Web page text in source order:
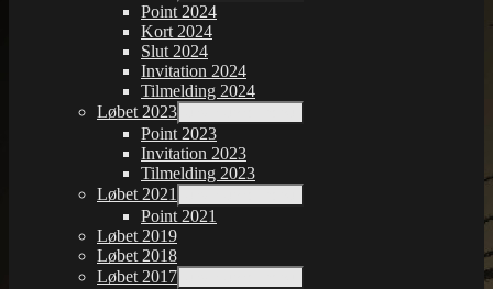
Point 2024
Kort 2024
Slut 2024
Invitation 2024
Tilmelding 2024
Løbet 2023
Point 2023
Invitation 2023
Tilmelding 2023
Løbet 2021
Point 2021
Løbet 2019
Løbet 2018
Løbet 2017